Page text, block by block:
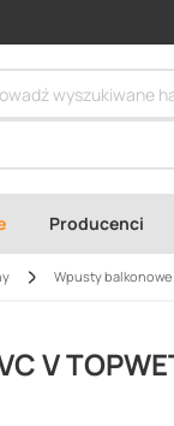
Producenci
Wpusty balkonowe
V